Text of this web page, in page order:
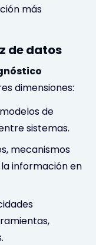
más
de datos
dimensiones:
de
sistemas.
mecanismos
información en